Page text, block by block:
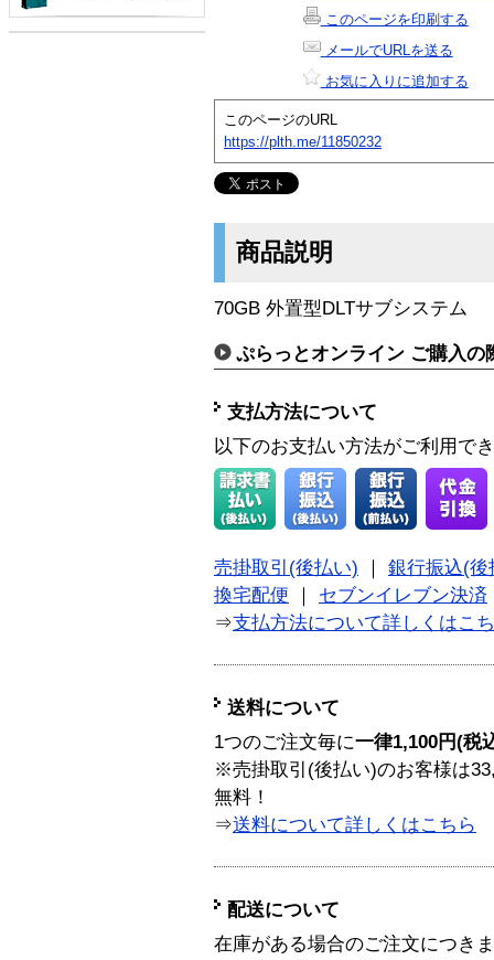
このページを印刷する
メールでURLを送る
お気に入りに追加する
このページのURL
https://plth.me/11850232
商品説明
70GB 外置型DLTサブシステム
ぷらっとオンライン ご購入の
支払方法について
以下のお支払い方法がご利用で
売掛取引(後払い)
銀行振込(後
換宅配便
セブンイレブン決済
⇒支払方法について詳しくはこ
送料について
1つのご注文毎に一律1,100円(税
※売掛取引(後払い)のお客様は
無料！
⇒送料について詳しくはこちら
配送について
在庫がある場合のご注文につき